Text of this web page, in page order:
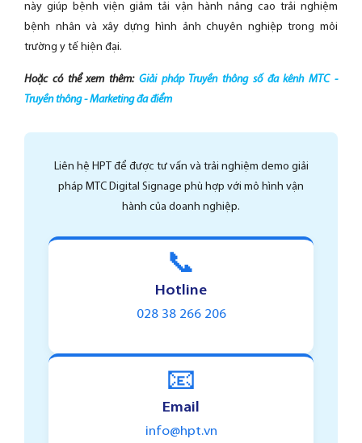
này giúp bệnh viện giảm tải vận hành nâng cao trải nghiệm
bệnh nhân và xây dựng hình ảnh chuyên nghiệp trong môi
trường y tế hiện đại.
Hoặc có thể xem thêm: Giải pháp Truyền thông số đa kênh MTC -
Truyền thông - Marketing đa điểm
Liên hệ HPT để được tư vấn và trải nghiệm demo giải
pháp MTC Digital Signage phù hợp với mô hình vận
hành của doanh nghiệp.
📞
Hotline
028 38 266 206
📧
Email
info@hpt.vn